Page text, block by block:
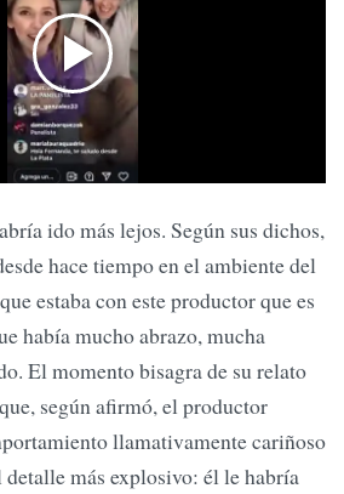
ido más lejos. Según sus dichos,
hace tiempo en el ambiente del
estaba con este productor que es
había mucho abrazo, mucha
El momento bisagra de su relato
según afirmó, el productor
llamativamente cariñoso
más explosivo: él le habría